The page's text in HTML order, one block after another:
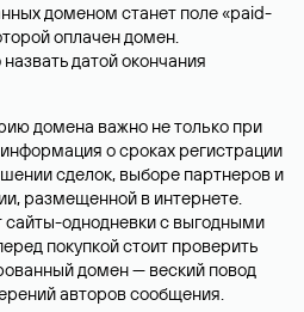
доменом станет поле «paid-
оплачен домен.
датой окончания
домена важно не только при
о сроках регистрации
сделок, выборе партнеров и
размещенной в интернете.
однодневки с выгодными
покупкой стоит проверить
домен — веский повод
авторов сообщения.